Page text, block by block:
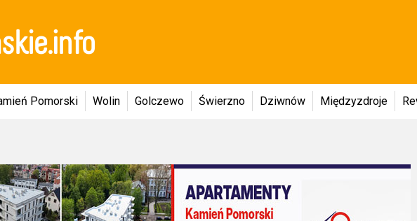
Pomorski Wolin Golczewo Świerzno Dziwnów Międzyzdroje